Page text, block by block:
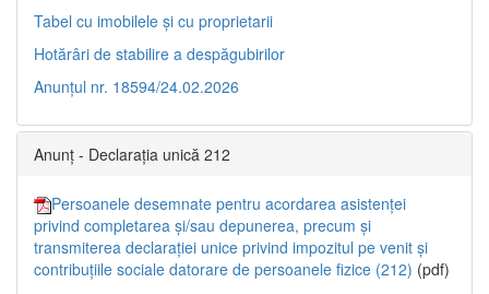
Tabel cu imobilele și cu proprietarii
Hotărâri de stabilire a despăgubirilor
Anunțul nr. 18594/24.02.2026
Anunț - Declarația unică 212
Persoanele desemnate pentru acordarea asistenței
privind completarea și/sau depunerea, precum și
transmiterea declarației unice privind impozitul pe venit și
contribuțiile sociale datorare de persoanele fizice (212) (pdf)